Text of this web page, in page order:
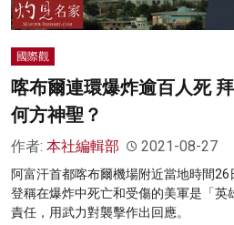
國際觀
喀布爾連環爆炸逾百人死
何方神聖？
作者: 本社編輯部 2021-08-27
阿富汗首都喀布爾機場附近當地時間
登稱在爆炸中死亡和受傷的美軍是「英
責任，用武力對襲擊作出回應。